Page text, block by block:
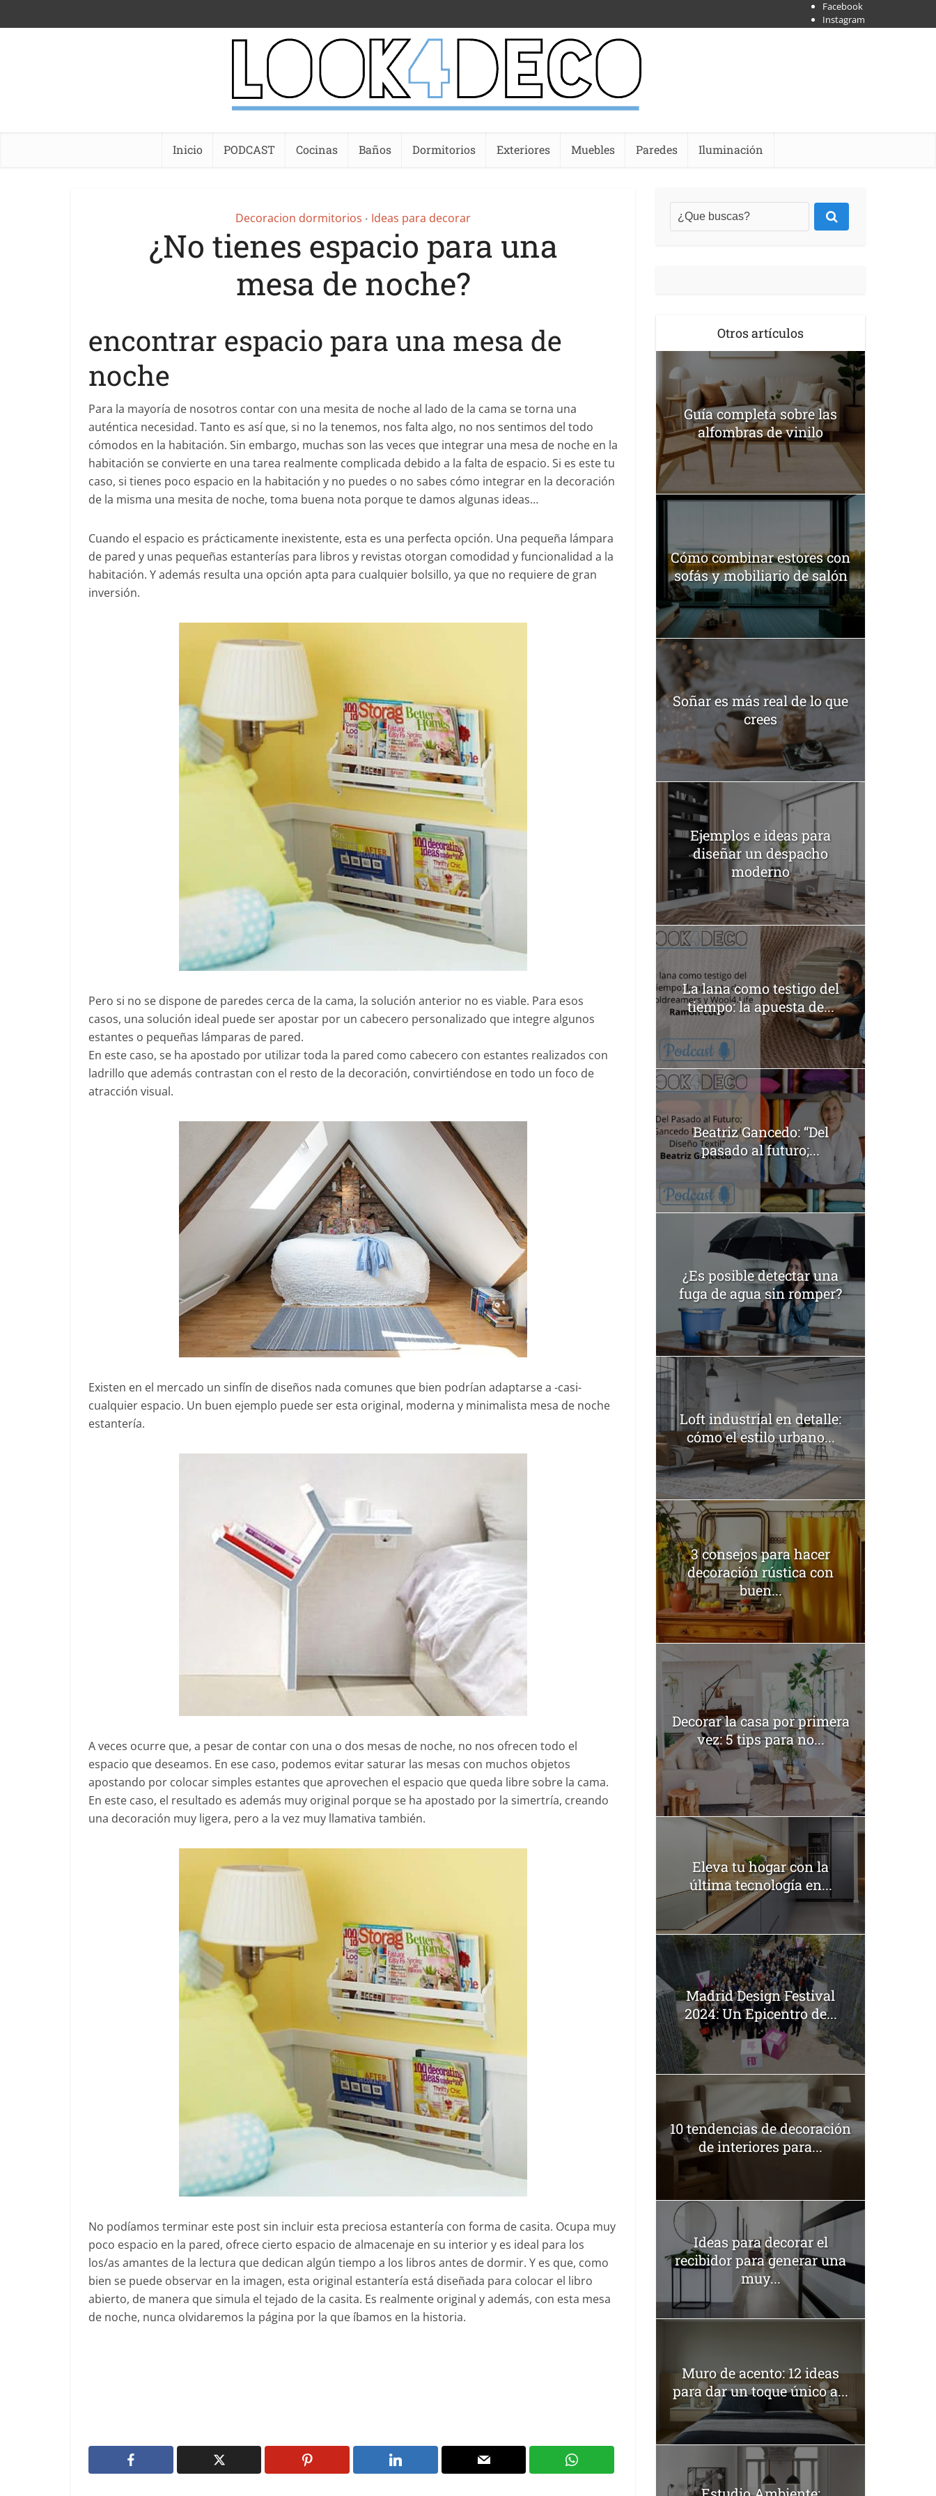
Facebook
Instagram
Inicio PODCAST Cocinas Baños Dormitorios Exteriores Muebles Paredes Iluminación
Decoracion dormitorios • Ideas para decorar
¿No tienes espacio para una
mesa de noche?
encontrar espacio para una mesa de
noche
Para la mayoría de nosotros contar con una mesita de noche al lado de la cama se torna una
auténtica necesidad. Tanto es así que, si no la tenemos, nos falta algo, no nos sentimos del todo
cómodos en la habitación. Sin embargo, muchas son las veces que integrar una mesa de noche en la
habitación se convierte en una tarea realmente complicada debido a la falta de espacio. Si es este tu
caso, si tienes poco espacio en la habitación y no puedes o no sabes cómo integrar en la decoración
de la misma una mesita de noche, toma buena nota porque te damos algunas ideas…
Cuando el espacio es prácticamente inexistente, esta es una perfecta opción. Una pequeña lámpara
de pared y unas pequeñas estanterías para libros y revistas otorgan comodidad y funcionalidad a la
habitación. Y además resulta una opción apta para cualquier bolsillo, ya que no requiere de gran
inversión.
Pero si no se dispone de paredes cerca de la cama, la solución anterior no es viable. Para esos
casos, una solución ideal puede ser apostar por un cabecero personalizado que integre algunos
estantes o pequeñas lámparas de pared.
En este caso, se ha apostado por utilizar toda la pared como cabecero con estantes realizados con
ladrillo que además contrastan con el resto de la decoración, convirtiéndose en todo un foco de
atracción visual.
Existen en el mercado un sinfín de diseños nada comunes que bien podrían adaptarse a -casi-
cualquier espacio. Un buen ejemplo puede ser esta original, moderna y minimalista mesa de noche
estantería.
A veces ocurre que, a pesar de contar con una o dos mesas de noche, no nos ofrecen todo el
espacio que deseamos. En ese caso, podemos evitar saturar las mesas con muchos objetos
apostando por colocar simples estantes que aprovechen el espacio que queda libre sobre la cama.
En este caso, el resultado es además muy original porque se ha apostado por la simertría, creando
una decoración muy ligera, pero a la vez muy llamativa también.
No podíamos terminar este post sin incluir esta preciosa estantería con forma de casita. Ocupa muy
poco espacio en la pared, ofrece cierto espacio de almacenaje en su interior y es ideal para los
los/as amantes de la lectura que dedican algún tiempo a los libros antes de dormir. Y es que, como
bien se puede observar en la imagen, esta original estantería está diseñada para colocar el libro
abierto, de manera que simula el tejado de la casita. Es realmente original y además, con esta mesa
de noche, nunca olvidaremos la página por la que íbamos en la historia.
Otros artículos
Guía completa sobre las
alfombras de vinilo
Cómo combinar estores con
sofás y mobiliario de salón
Soñar es más real de lo que
crees
Ejemplos e ideas para
diseñar un despacho
moderno
La lana como testigo del
tiempo: la apuesta de...
Beatriz Gancedo: “Del
pasado al futuro;...
¿Es posible detectar una
fuga de agua sin romper?
Loft industrial en detalle:
cómo el estilo urbano...
3 consejos para hacer
decoración rústica con
buen...
Decorar la casa por primera
vez: 5 tips para no...
Eleva tu hogar con la
última tecnología en...
Madrid Design Festival
2024: Un Epicentro de...
10 tendencias de decoración
de interiores para...
Ideas para decorar el
recibidor para generar una
muy...
Muro de acento: 12 ideas
para dar un toque único a...